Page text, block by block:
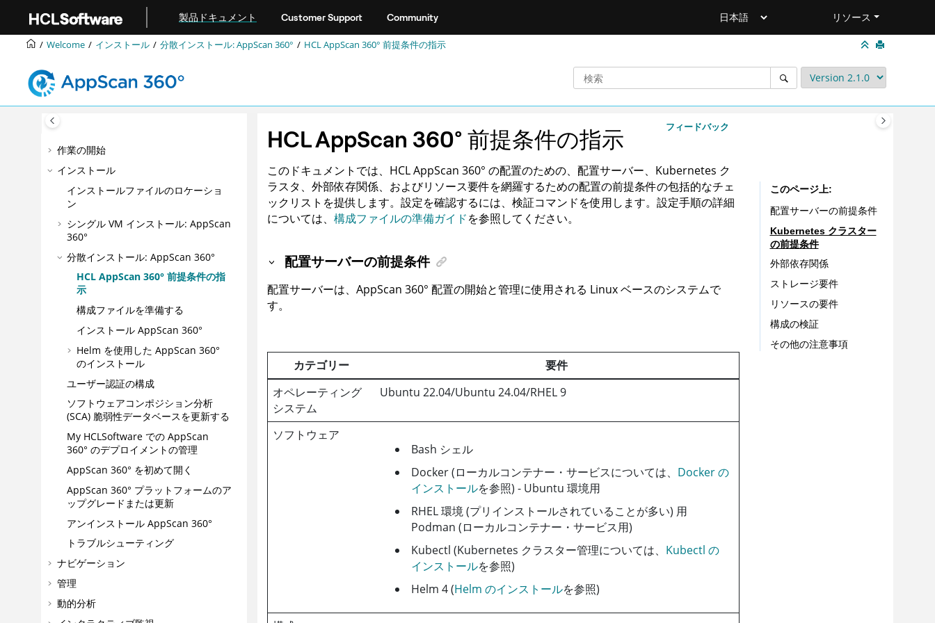
製品ドキュメント Customer Support Community リソース
Welcome インストール 分散インストール:AppScan 360° HCL AppScan 360° 前提条件の指示
作業の開始
インストール
インストールファイルのロケーショ
ン
シングル VM インストール: AppScan
360°
分散インストール: AppScan 360°
HCL AppScan 360° 前提条件の指
示
構成ファイルを準備する
インストール AppScan 360°
Helm を使用した AppScan 360°
のインストール
ユーザー認証の構成
ソフトウェアコンポジション分析
(SCA) 脆弱性データベースを更新する
My HCLSoftware での AppScan
360° のデプロイメントの管理
AppScan 360° を初めて開く
AppScan 360° プラットフォームのア
ップグレードまたは更新
アンインストール AppScan 360°
トラブルシューティング
ナビゲーション
管理
動的分析
フィードバック
HCL AppScan 360° 前提条件の指示
このドキュメントでは、 HCL AppScan 360° の配置のための、配置サーバー、Kubernetes ク
ラスタ、外部依存関係、およびリソース要件を網羅するための配置の前提条件の包括的なチェ
ックリストを提供します。設定を確認するには、検証コマンドを使用します。設定手順の詳細
については、 構成ファイルの準備ガイドを参照してください。
配置サーバーの前提条件
配置サーバーは、 AppScan 360° 配置の開始と管理に使用される Linux ベースのシステムで
す。
カテゴリー
要件
オペレーティング
システム
Ubuntu 22.04/Ubuntu 24.04/RHEL 9
ソフトウェア
Bash シェル
Docker (ローカルコンテナー・サービスについては、 Docker の
インストールを参照) - Ubuntu 環境用
RHEL 環境 (プリインストールされていることが多い) 用
Podman (ローカルコンテナー・サービス用)
Kubectl (Kubernetes クラスター管理については、 Kubectl の
インストールを参照)
Helm 4 (Helm のインストールを参照)
このページ上
配置サーバーの前提条件
Kubernetes クラスター
の前提条件
外部依存関係
ストレージ要件
リソースの要件
構成の検証
その他の注意事項